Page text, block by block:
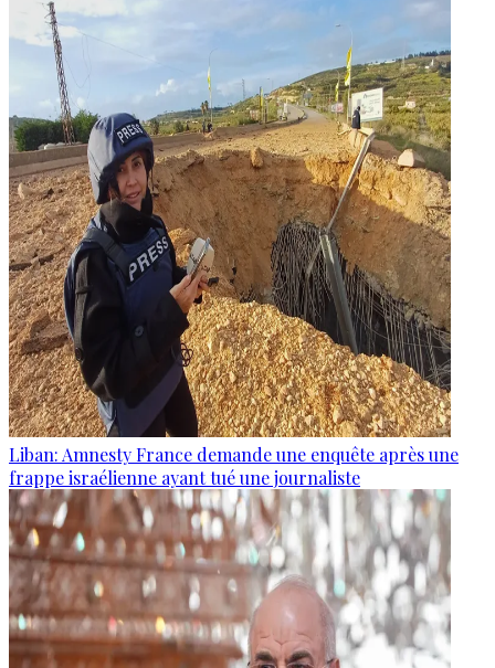
Liban: Amnesty France demande une enquête après une
frappe israélienne ayant tué une journaliste